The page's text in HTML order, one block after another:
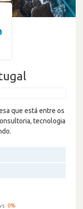
que está entre os
tecnologia
0%